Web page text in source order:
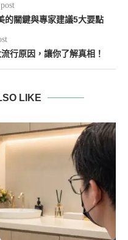
的關鍵與專家建議5大要點
行原因，讓你了解真相！
LIKE